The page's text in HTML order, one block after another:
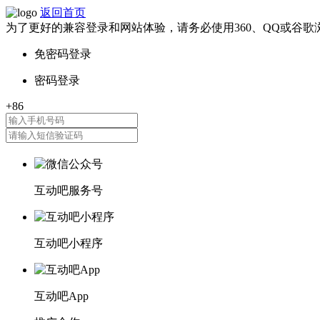
返回首页
为了更好的兼容登录和网站体验，请务必使用360、QQ或谷歌
互动吧服务号
互动吧小程序
互动吧App